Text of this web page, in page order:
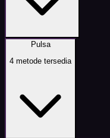
Pulsa
4 metode tersedia